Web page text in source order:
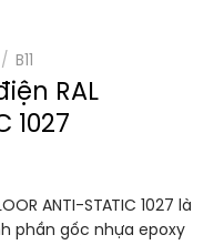
/ B11
RAL
1027
ANTI-STATIC 1027 là
phần gốc nhựa epoxy